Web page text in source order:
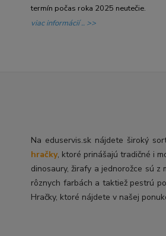
termín počas roka 2025 neutečie.
viac informácií .. >>
Na eduservis.sk nájdete široký
hračky, ktoré prinášajú tradičné i
dinosaury, žirafy a jednorožce sú
rôznych farbách a taktiež pestrú
Hračky, ktoré nájdete v našej